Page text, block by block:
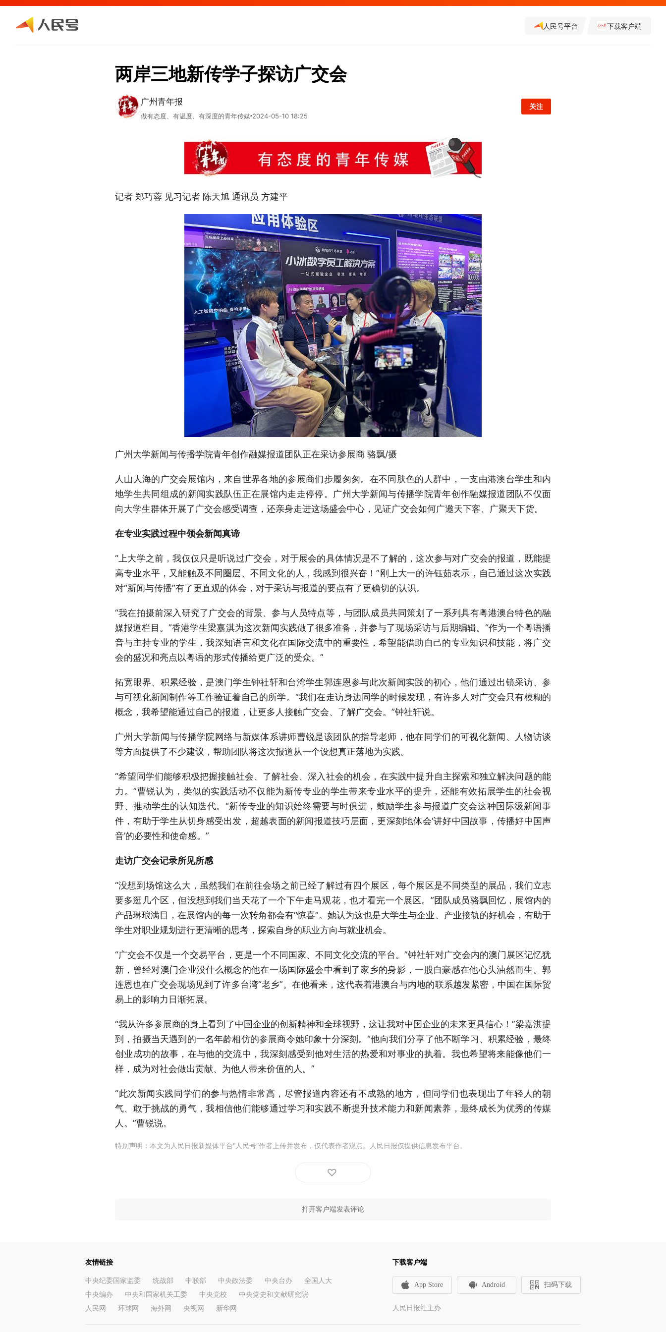
人民号平台 下载客户端
两岸三地新传学子探访广交会
广州青年报
做有态度、有温度、有深度的青年传媒 2024-05-10 18:25
关注
记者 郑巧蓉 见习记者 陈天旭 通讯员 方建平
广州大学新闻与传播学院青年创作融媒报道团队正在采访参展商 骆飘/摄
人山人海的广交会展馆内，来自世界各地的参展商们步履匆匆。在不同肤色的人群中，一支由港澳台学生和内
地学生共同组成的新闻实践队伍正在展馆内走走停停。广州大学新闻与传播学院青年创作融媒报道团队不仅面
向大学生群体开展了广交会感受调查，还亲身走进这场盛会中心，见证广交会如何广邀天下客、广聚天下货。
在专业实践过程中领会新闻真谛
“上大学之前，我仅仅只是听说过广交会，对于展会的具体情况是不了解的，这次参与对广交会的报道，既能提
高专业水平，又能触及不同圈层、不同文化的人，我感到很兴奋！”刚上大一的许钰茹表示，自己通过这次实践
对“新闻与传播”有了更直观的体会，对于采访与报道的要点有了更确切的认识。
“我在拍摄前深入研究了广交会的背景、参与人员特点等，与团队成员共同策划了一系列具有粤港澳台特色的融
媒报道栏目。”香港学生梁嘉淇为这次新闻实践做了很多准备，并参与了现场采访与后期编辑。“作为一个粤语播
音与主持专业的学生，我深知语言和文化在国际交流中的重要性，希望能借助自己的专业知识和技能，将广交
会的盛况和亮点以粤语的形式传播给更广泛的受众。”
拓宽眼界、积累经验，是澳门学生钟社轩和台湾学生郭连恩参与此次新闻实践的初心，他们通过出镜采访、参
与可视化新闻制作等工作验证着自己的所学。“我们在走访身边同学的时候发现，有许多人对广交会只有模糊的
概念，我希望能通过自己的报道，让更多人接触广交会、了解广交会。”钟社轩说。
广州大学新闻与传播学院网络与新媒体系讲师曹锐是该团队的指导老师，他在同学们的可视化新闻、人物访谈
等方面提供了不少建议，帮助团队将这次报道从一个设想真正落地为实践。
“希望同学们能够积极把握接触社会、了解社会、深入社会的机会，在实践中提升自主探索和独立解决问题的能
力。”曹锐认为，类似的实践活动不仅能为新传专业的学生带来专业水平的提升，还能有效拓展学生的社会视
野、推动学生的认知迭代。“新传专业的知识始终需要与时俱进，鼓励学生参与报道广交会这种国际级新闻事
件，有助于学生从切身感受出发，超越表面的新闻报道技巧层面，更深刻地体会‘讲好中国故事，传播好中国声
音’的必要性和使命感。”
走访广交会记录所见所感
“没想到场馆这么大，虽然我们在前往会场之前已经了解过有四个展区，每个展区是不同类型的展品，我们立志
要多逛几个区，但没想到我们当天花了一个下午走马观花，也才看完一个展区。”团队成员骆飘回忆，展馆内的
产品琳琅满目，在展馆内的每一次转角都会有“惊喜”。她认为这也是大学生与企业、产业接轨的好机会，有助于
学生对职业规划进行更清晰的思考，探索自身的职业方向与就业机会。
“广交会不仅是一个交易平台，更是一个不同国家、不同文化交流的平台。”钟社轩对广交会内的澳门展区记忆犹
新，曾经对澳门企业没什么概念的他在一场国际盛会中看到了家乡的身影，一股自豪感在他心头油然而生。郭
连恩也在广交会现场见到了许多台湾“老乡”。在他看来，这代表着港澳台与内地的联系越发紧密，中国在国际贸
易上的影响力日渐拓展。
“我从许多参展商的身上看到了中国企业的创新精神和全球视野，这让我对中国企业的未来更具信心！”梁嘉淇提
到，拍摄当天遇到的一名年龄相仿的参展商令她印象十分深刻。“他向我们分享了他不断学习、积累经验，最终
创业成功的故事，在与他的交流中，我深刻感受到他对生活的热爱和对事业的执着。我也希望将来能像他们一
样，成为对社会做出贡献、为他人带来价值的人。”
“此次新闻实践同学们的参与热情非常高，尽管报道内容还有不成熟的地方，但同学们也表现出了年轻人的朝
气、敢于挑战的勇气，我相信他们能够通过学习和实践不断提升技术能力和新闻素养，最终成长为优秀的传媒
人。”曹锐说。
特别声明：本文为人民日报新媒体平台“人民号”作者上传并发布，仅代表作者观点。人民日报仅提供信息发布平台。
打开客户端发表评论
友情链接
中央纪委国家监委 统战部 中联部 中央政法委 中央台办
全国人大
中央编办
中央和国家机关工委 中央党校
中央党史和文献研究院
人民网
环球网 海外网 央视网 新华网
下载客户端
App Store Android 扫码下载
人民日报社主办